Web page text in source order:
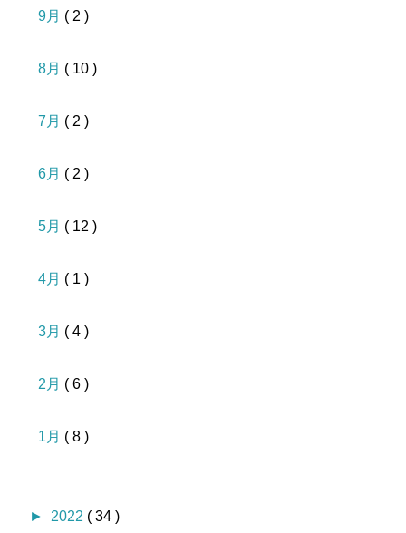
9月 ( 2 )
8月 ( 10 )
7月 ( 2 )
6月 ( 2 )
5月 ( 12 )
4月 ( 1 )
3月 ( 4 )
2月 ( 6 )
1月 ( 8 )
► 2022 ( 34 )